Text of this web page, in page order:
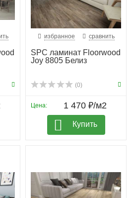
избранное сравнить
SPC ламинат Floorwood
Joy 8805 Белиз
(0)
Цена: 1 470 ₽/м2
Купить